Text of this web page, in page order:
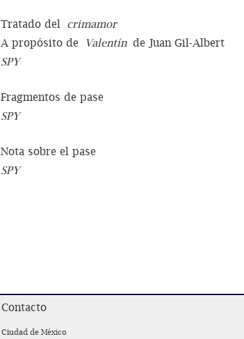
Tratado del crimamor
A propósito de Valentínde Juan Gil-Albert
SPY
Fragmentos de pase
SPY
Nota sobre el pase
SPY
Contacto
Ciudad de México